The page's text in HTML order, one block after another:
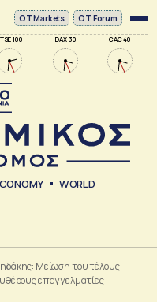
100 DAX 30 CAC 40
ΟΤ Markets OT Forum
WORLD
Mείωση του τέλους
επαγγελματίες